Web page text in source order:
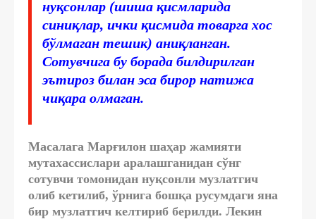
нуқсонлар (шиша қисмларида
синиқлар, ички қисмида товарга хос
бўлмаган тешик) аниқланган.
Сотувчига бу борада билдирилган
эътироз билан эса бирор натижа
чиқара олмаган.
Масалага Марғилон шаҳар жамияти
мутахассислари аралашганидан сўнг
сотувчи томонидан нуқсонли музлатгич
олиб кетилиб, ўрнига бошқа русумдаги яна
бир музлатгич келтириб берилди. Лекин